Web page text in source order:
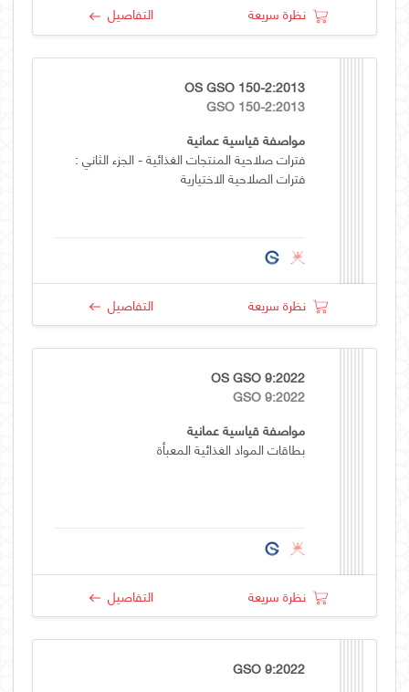
نظرة سريعة التفاصيل
OS GSO 150-2:2013
GSO 150-2:2013
مواصفة قياسية عمانية
فترات صلاحية المنتجات الغذائية - الجزء الثاني :
فترات الصلاحية الاختيارية
نظرة سريعة التفاصيل
OS GSO 9:2022
GSO 9:2022
مواصفة قياسية عمانية
بطاقات المواد الغذائية المعبأة
نظرة سريعة التفاصيل
GSO 9:2022